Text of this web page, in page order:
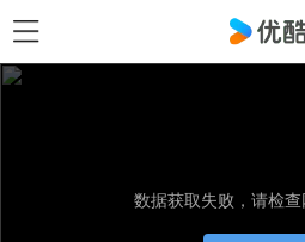
数据获取失败，请检